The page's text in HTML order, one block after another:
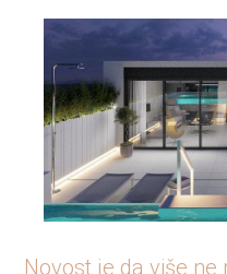
Novost je da više